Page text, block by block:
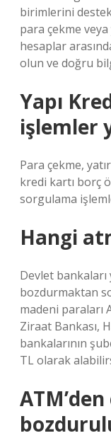
birimlerini
para çekme
hesaplar
olun ve doğru
Yapı
işlemler
Para çekme,
kredi kartı borç
sorgulama
Hangi
Devlet
bozdurmaktan
madeni paraları
Ziraat Bankası,
bankalarının
TL olarak